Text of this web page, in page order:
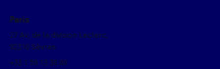
Paris
27 Av, de la division Leclerc,
92310 Sèvres
+33 1 59 13 36 00